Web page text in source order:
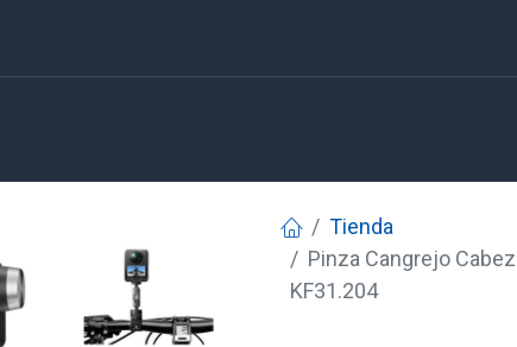
Tienda
Pinza Cangrejo
KF31.204